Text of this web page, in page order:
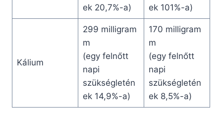
ek 20,7%-a)
ek 101%-a)
Kálium
299 milligram
m
(egy felnőtt
napi
szükségletén
ek 14,9%-a)
170 milligram
m
(egy felnőtt
napi
szükségletén
ek 8,5%-a)